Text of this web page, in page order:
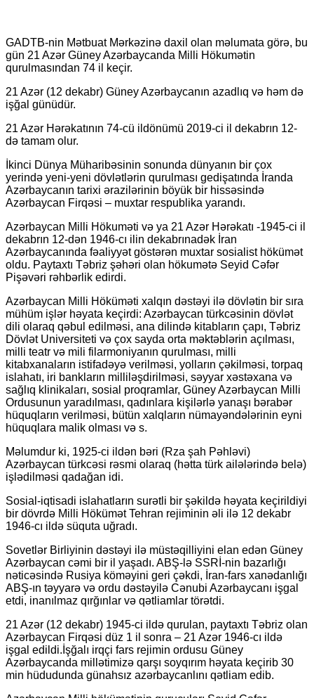
GADTB-nin Mətbuat Mərkəzinə daxil olan məlumata görə, bu
gün 21 Azər Güney Azərbaycanda Milli Hökumətin
qurulmasından 74 il keçir.
21 Azər (12 dekabr) Güney Azərbaycanın azadlıq və həm də
işğal günüdür.
21 Azər Hərəkatının 74-cü ildönümü 2019-ci il dekabrın 12-
də tamam olur.
İkinci Dünya Müharibəsinin sonunda dünyanın bir çox
yerində yeni-yeni dövlətlərin qurulması gedişatında İranda
Azərbaycanın tarixi ərazilərinin böyük bir hissəsində
Azərbaycan Firqəsi – muxtar respublika yarandı.
Azərbaycan Milli Hökuməti və ya 21 Azər Hərəkatı -1945-ci il
dekabrın 12-dən 1946-cı ilin dekabrınadək İran
Azərbaycanında fəaliyyət göstərən muxtar sosialist hökümət
oldu. Paytaxtı Təbriz şəhəri olan hökumətə Seyid Cəfər
Pişəvəri rəhbərlik edirdi.
Azərbaycan Milli Höküməti xalqın dəstəyi ilə dövlətin bir sıra
mühüm işlər həyata keçirdi: Azərbaycan türkcəsinin dövlət
dili olaraq qəbul edilməsi, ana dilində kitabların çapı, Təbriz
Dövlət Universiteti və çox sayda orta məktəblərin açılması,
milli teatr və mili filarmoniyanın qurulması, milli
kitabxanaların istifadəyə verilməsi, yolların çəkilməsi, torpaq
islahatı, iri bankların milliləşdirilməsi, səyyar xəstəxana və
sağlıq klinikaları, sosial proqramlar, Güney Azərbaycan Milli
Ordusunun yaradılması, qadınlara kişilərlə yanaşı bərabər
hüquqların verilməsi, bütün xalqların nümayəndələrinin eyni
hüquqlara malik olması və s.
Məlumdur ki, 1925-ci ildən bəri (Rza şah Pəhləvi)
Azərbaycan türkcəsi rəsmi olaraq (hətta türk ailələrində belə)
işlədilməsi qadağan idi.
Sosial-iqtisadi islahatların surətli bir şəkildə həyata keçirildiyi
bir dövrdə Milli Hökümət Tehran rejiminin əli ilə 12 dekabr
1946-cı ildə süquta uğradı.
Sovetlər Birliyinin dəstəyi ilə müstəqilliyini elan edən Güney
Azərbaycan cəmi bir il yaşadı. ABŞ-lə SSRİ-nin bazarlığı
nəticəsində Rusiya köməyini geri çəkdi, İran-fars xanədanlığı
ABŞ-ın təyyarə və ordu dəstəyilə Cənubi Azərbaycanı işgal
etdi, inanılmaz qırğınlar və qətliamlar törətdi.
21 Azər (12 dekabr) 1945-ci ildə qurulan, paytaxtı Təbriz olan
Azərbaycan Firqəsi düz 1 il sonra – 21 Azər 1946-cı ildə
işgal edildi.İşğalı irqçi fars rejimin ordusu Güney
Azərbaycanda millətimizə qarşı soyqırım həyata keçirib 30
min hüdudunda günahsız azərbaycanlını qətliam edib.